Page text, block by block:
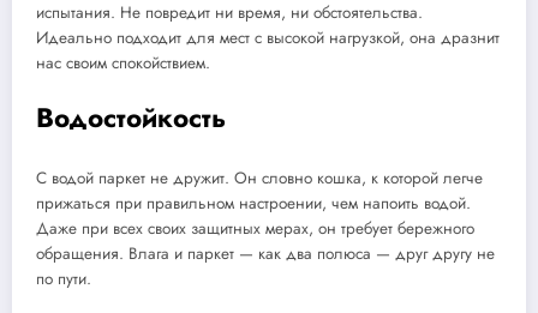
испытания. Не повредит ни время, ни обстоятельства.
Идеально подходит для мест с высокой нагрузкой, она дразнит
нас своим спокойствием.
Водостойкость
С водой паркет не дружит. Он словно кошка, к которой легче
прижаться при правильном настроении, чем напоить водой.
Даже при всех своих защитных мерах, он требует бережного
обращения. Влага и паркет — как два полюса — друг другу не
по пути.